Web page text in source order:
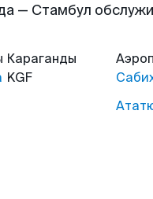
— Стамбул
Караганды
KGF